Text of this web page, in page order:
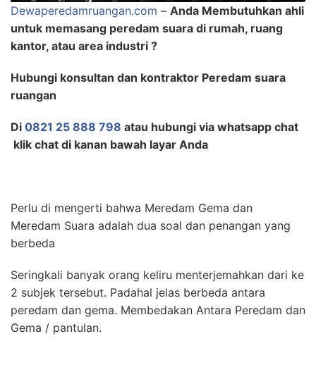
Dewaperedamruangan.com – Anda Membutuhkan ahli
untuk memasang peredam suara di rumah, ruang
kantor, atau area industri ?
Hubungi konsultan dan kontraktor Peredam suara
ruangan
Di 0821 25 888 798 atau hubungi via whatsapp chat
klik chat di kanan bawah layar Anda
Perlu di mengerti bahwa Meredam Gema dan
Meredam Suara adalah dua soal dan penangan yang
berbeda
Seringkali banyak orang keliru menterjemahkan dari ke
2 subjek tersebut. Padahal jelas berbeda antara
peredam dan gema. Membedakan Antara Peredam dan
Gema / pantulan.